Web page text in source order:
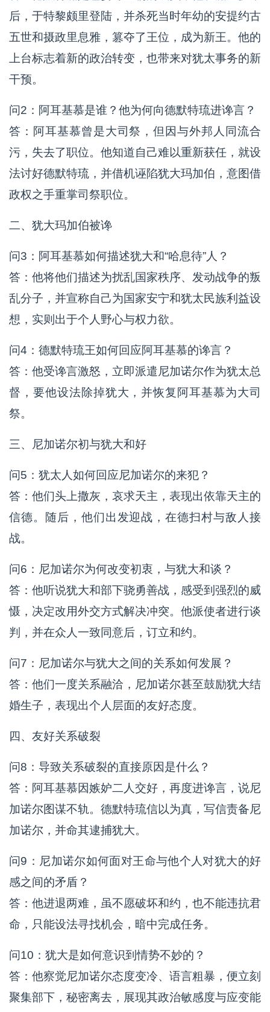
后，于特黎颇里登陆，并杀死当时年幼的安提约古
五世和摄政里息雅，篡夺了王位，成为新王。他的
上台标志着新的政治转变，也带来对犹太事务的新
干预。
问2：阿耳基慕是谁？他为何向德默特琉进谗言？
答：阿耳基慕曾是大司祭，但因与外邦人同流合
污，失去了职位。他知道自己难以重新获任，就设
法讨好德默特琉，并借机诬陷犹大玛加伯，意图借
政权之手重掌司祭职位。
二、犹大玛加伯被谗
问3：阿耳基慕如何描述犹大和“哈息待”人？
答：他将他们描述为扰乱国家秩序、发动战争的叛
乱分子，并宣称自己为国家安宁和犹太民族利益设
想，实则出于个人野心与权力欲。
问4：德默特琉王如何回应阿耳基慕的谗言？
答：他受谗言激怒，立即派遣尼加诺尔作为犹太总
督，要他设法除掉犹大，并恢复阿耳基慕为大司
祭。
三、尼加诺尔初与犹大和好
问5：犹太人如何回应尼加诺尔的来犯？
答：他们头上撒灰，哀求天主，表现出依靠天主的
信德。随后，他们出发迎战，在德扫村与敌人接
战。
问6：尼加诺尔为何改变初衷，与犹大和谈？
答：他听说犹大和部下骁勇善战，感受到强烈的威
慑，决定改用外交方式解决冲突。他派使者进行谈
判，并在众人一致同意后，订立和约。
问7：尼加诺尔与犹大之间的关系如何发展？
答：他们一度关系融洽，尼加诺尔甚至鼓励犹大结
婚生子，表现出个人层面的友好态度。
四、友好关系破裂
问8：导致关系破裂的直接原因是什么？
答：阿耳基慕因嫉妒二人交好，再度进谗言，说尼
加诺尔图谋不轨。德默特琉信以为真，写信责备尼
加诺尔，并命其逮捕犹大。
问9：尼加诺尔如何面对王命与他个人对犹大的好
感之间的矛盾？
答：他进退两难，虽不愿破坏和约，也不能违抗君
命，只能设法寻找机会，暗中完成任务。
问10：犹大是如何意识到情势不妙的？
答：他察觉尼加诺尔态度变冷、语言粗暴，便立刻
聚集部下，秘密离去，展现其政治敏感度与应变能